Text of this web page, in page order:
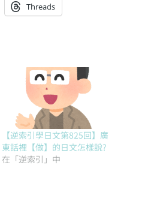
Threads
【逆索引學日文第825回】廣
東話裡【做】的日文怎樣說?
在「逆索引」中